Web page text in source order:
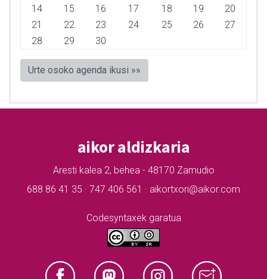
14
15 16 17 18 19
20
21
22 23 24 25 26
27
28
29 30
Urte osoko agenda ikusi »»
aikor aldizkaria
Aresti kalea 2, behea - 48170 Zamudio
688 86 41 35 · 747 406 561 · aikortxori@aikor.com
Codesyntaxek garatua